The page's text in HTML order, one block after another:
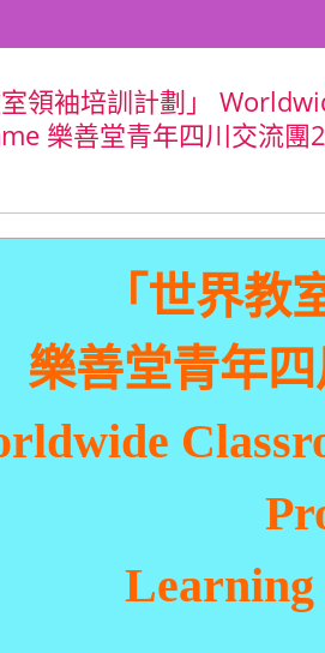
室領袖培訓計劃」
樂善堂青年四川交流
「世界教
樂善堂青年
Learning